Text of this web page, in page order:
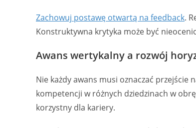
Zachowuj postawę otwartą na feedback.
Konstruktywna krytyka może być
Awans wertykalny a rozwój
Nie każdy awans musi oznaczać przejście
kompetencji w różnych dziedzinach w
korzystny dla kariery.